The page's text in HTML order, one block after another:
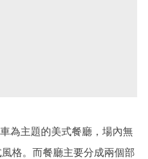
為主題的美式餐廳，場內無
格。而餐廳主要分成兩個部